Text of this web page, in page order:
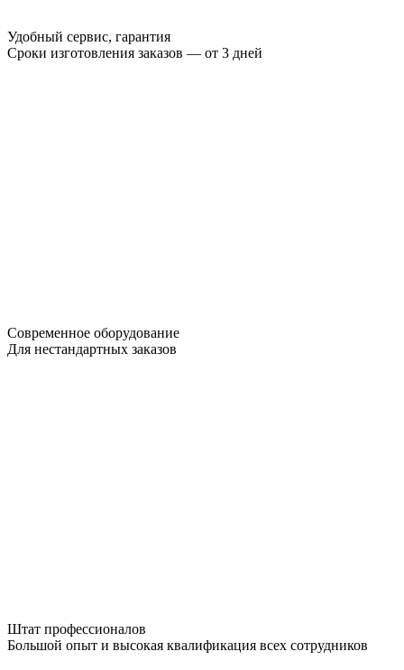
Удобный сервис, гарантия
Сроки изготовления заказов — от 3 дней
Современное оборудование
Для нестандартных заказов
Штат профессионалов
Большой опыт и высокая квалификация всех сотрудников